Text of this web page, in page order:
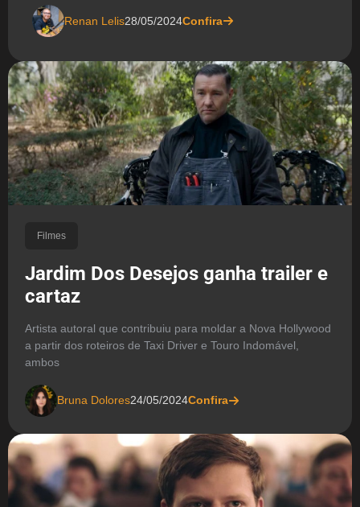
Renan Lelis28/05/2024Confira
Filmes
Jardim Dos Desejos ganha trailer e
cartaz
Artista autoral que contribuiu para moldar a Nova Hollywood
a partir dos roteiros de Taxi Driver e Touro Indomável,
ambos
Bruna Dolores24/05/2024Confira